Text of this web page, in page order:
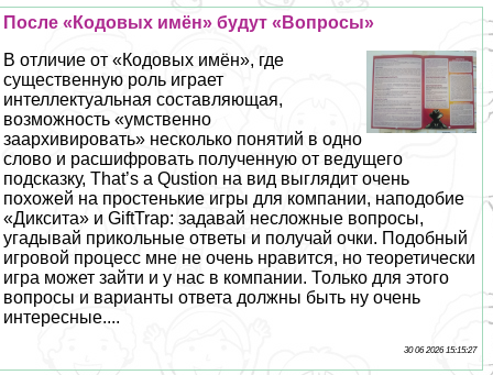
После «Кодовых имён» будут «Вопросы»
В отличие от «Кодовых имён», где
существенную роль играет
интеллектуальная составляющая,
возможность «умственно
заархивировать» несколько понятий в одно
слово и расшифровать полученную от ведущего
подсказку, That’s a Qustion на вид выглядит очень
похожей на простенькие игры для компании, наподобие
«Диксита» и GiftTrap: задавай несложные вопросы,
угадывай прикольные ответы и получай очки. Подобный
игровой процесс мне не очень нравится, но теоретически
игра может зайти и у нас в компании. Только для этого
вопросы и варианты ответа должны быть ну очень
интересные....
30 06 2026 15:15:27